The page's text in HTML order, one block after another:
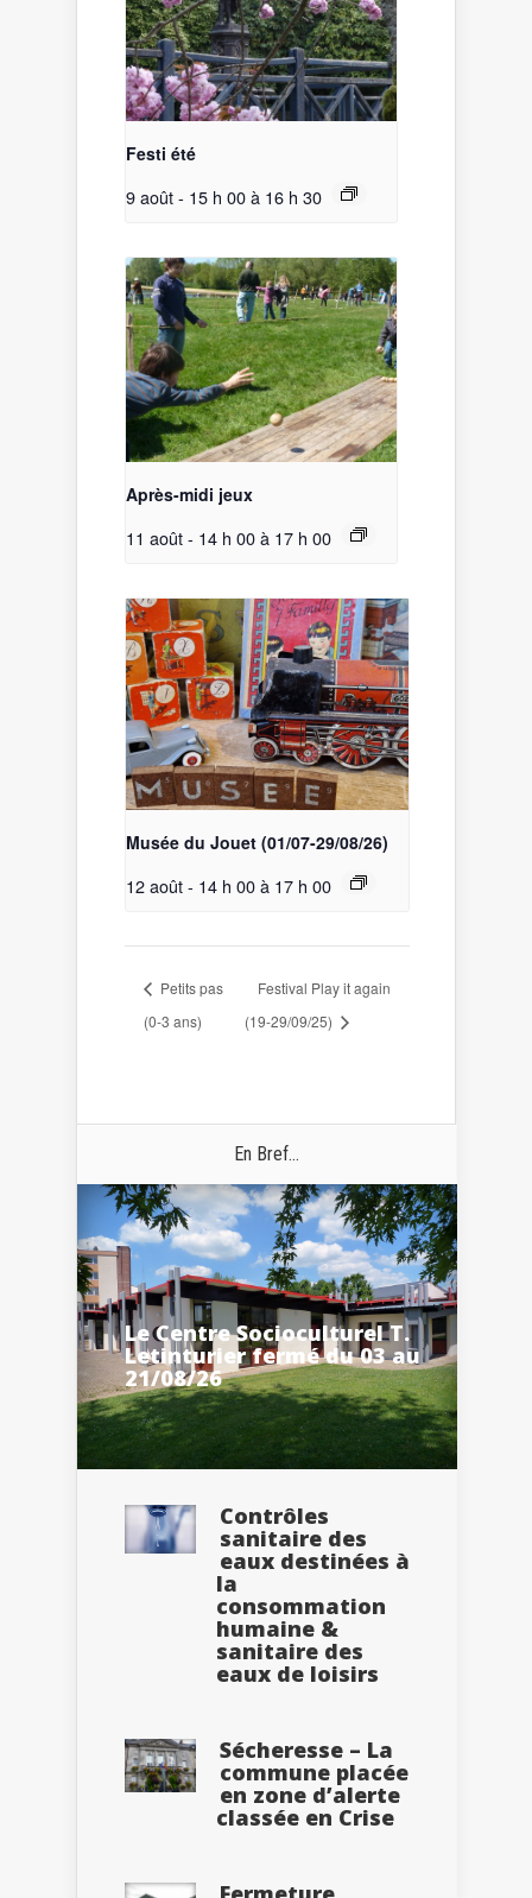
Festi été
9 août - 15 h 00à 16 h 30
Après-midi jeux
11 août - 14 h 00à 17 h 00
Musée du Jouet (01/07-29/08/26)
12 août - 14 h 00à 17 h 00
Petits pas
(0-3 ans)
Festival Play it again
(19-29/09/25)
En Bref...
Le Centre Socioculturel T.
Letinturier fermé du 03 au
21/08/26
Contrôles
sanitaire des
eaux destinées à
la
consommation
humaine &
sanitaire des
eaux de loisirs
Sécheresse – La
commune placée
en zone d’alerte
classée en Crise